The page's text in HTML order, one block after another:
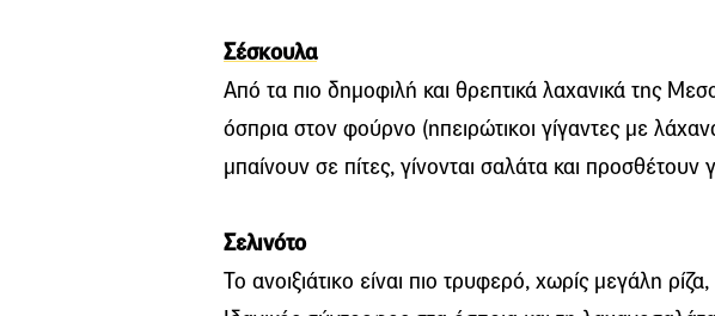
Σέσκουλα
Από τα πιο δημοφιλή και θρεπτικά λαχανικά της
όσπρια στον φούρνο (ηπειρώτικοι γίγαντες με
μπαίνουν σε πίτες, γίνονται σαλάτα και
Σελινότο
Το ανοιξιάτικο είναι πιο τρυφερό, χωρίς μεγάλη